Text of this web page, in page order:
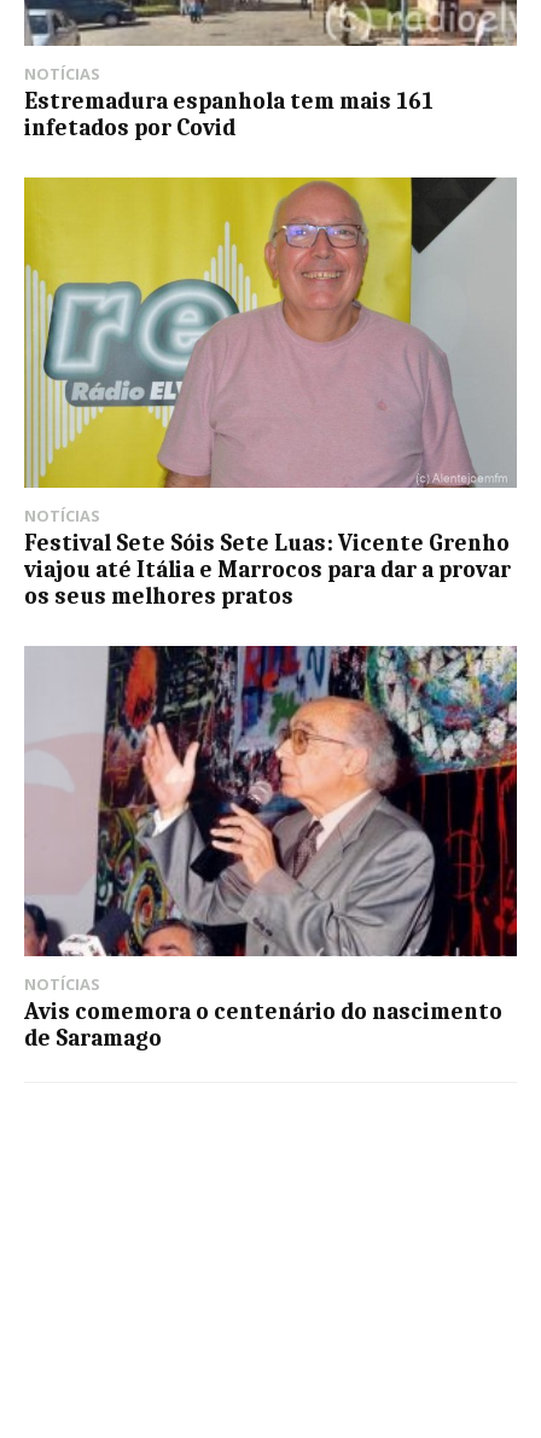
NOTÍCIAS
Estremadura espanhola tem mais 161
infetados por Covid
NOTÍCIAS
Festival Sete Sóis Sete Luas: Vicente Grenho
viajou até Itália e Marrocos para dar a provar
os seus melhores pratos
NOTÍCIAS
Avis comemora o centenário do nascimento
de Saramago